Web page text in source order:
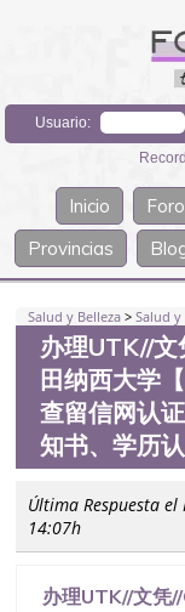
Usuario:
Inicio
Provincias
Salud y Belleza >Salud y
办理UTK//
田纳西大学
查留信网认
知书、学历
Última Respuesta
14:07h
办理UTK//文凭